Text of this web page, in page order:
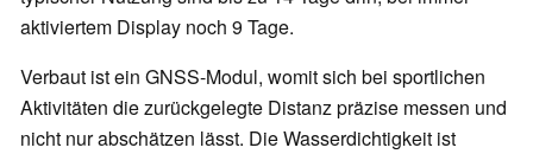
aktiviertem Display noch 9 Tage.
Verbaut ist ein GNSS-Modul, womit sich bei sportlichen
Aktivitäten die zurückgelegte Distanz präzise messen und
nicht nur abschätzen lässt. Die Wasserdichtigkeit ist